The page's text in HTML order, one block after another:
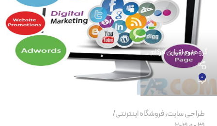
گروه نرم افزاری فرکام
0
طراحی سایت,فروشگاه اینترنتی